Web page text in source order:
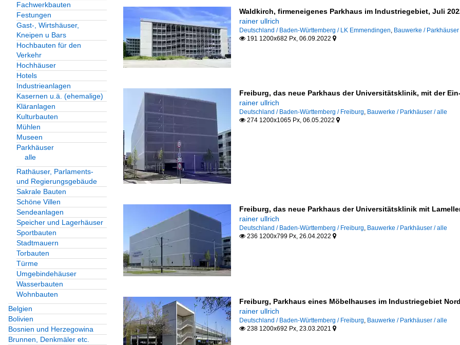
Fachwerkbauten
Festungen
Gast-, Wirtshäuser,
Kneipen u Bars
Hochbauten für den
Verkehr
Hochhäuser
Hotels
Industrieanlagen
Kasernen u.ä. (ehemalige)
Kläranlagen
Kulturbauten
Mühlen
Museen
Parkhäuser
alle
Rathäuser, Parlaments-
und Regierungsgebäude
Sakrale Bauten
Schöne Villen
Sendeanlagen
Speicher und Lagerhäuser
Sportbauten
Stadtmauern
Torbauten
Türme
Umgebindehäuser
Wasserbauten
Wohnbauten
Belgien
Bolivien
Bosnien und Herzegowina
Brunnen, Denkmäler etc.
Frankreich
Grand Est
Galerien
Tristesse der Stadt
Deutschland
Schweiz
Rheinfelden
Verkehrsbauwerke
Brücken
2023
Waldkirch, firmeneigenes Parkhaus im Industriegebiet, Juli
rainer ullrich
Deutschland / Baden-Württemberg / LK Emmendingen, Bauwerke / Parkhäuser
191 1200x682 Px, 06.09.2022 
Freiburg, das neue Parkhaus der Universitätsklinik, mit der
rainer ullrich
Deutschland / Baden-Württemberg / Freiburg, Bauwerke / Parkhäuser / alle
274 1200x1065 Px, 06.05.2022 
Freiburg, das neue Parkhaus der Universitätsklinik mit
rainer ullrich
Deutschland / Baden-Württemberg / Freiburg, Bauwerke / Parkhäuser / alle
236 1200x799 Px, 26.04.2022 
Freiburg, Parkhaus eines Möbelhauses im Industriegebiet
rainer ullrich
Deutschland / Baden-Württemberg / Freiburg, Bauwerke / Parkhäuser / alle
238 1200x692 Px, 23.03.2021 